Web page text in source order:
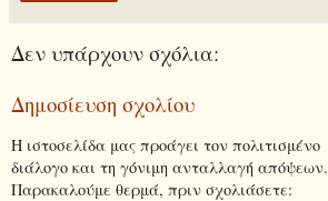
Δεν υπάρχουν σχόλια:
Δημοσίευση σχολίου
Η ιστοσελίδα μας προάγει τον πολιτισμένο
διάλογο και τη γόνιμη ανταλλαγή απόψεων.
Παρακαλούμε θερμά, πριν σχολιάσετε: